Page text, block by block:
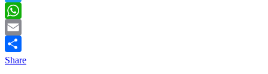
Twitter
WhatsApp
Email
Share